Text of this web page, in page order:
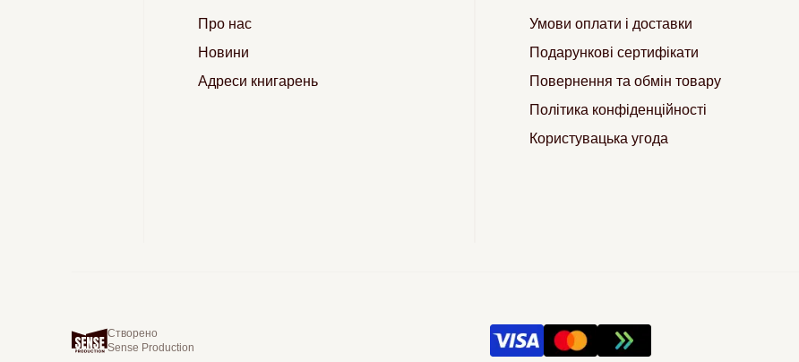
Про нас
Новини
Адреси книгарень
Умови оплати і доставки
Подарункові сертифікати
Повернення та обмін товару
Політика конфіденційності
Користувацька угода
Створено
Sense Production